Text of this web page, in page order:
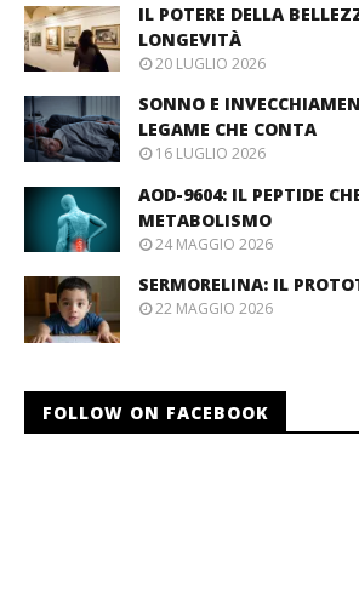
IL POTERE DELLA
LONGEVITÀ
20 LUGLIO 2026
SONNO E
LEGAME CHE CONTA
16 LUGLIO 2026
AOD-9604: IL PEPTIDE
METABOLISMO
24 MAGGIO 2026
SERMORELINA: IL
22 MAGGIO 2026
FOLLOW ON FACEBOOK